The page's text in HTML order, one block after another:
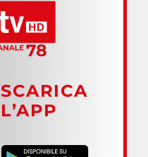
SCARICA
L’APP